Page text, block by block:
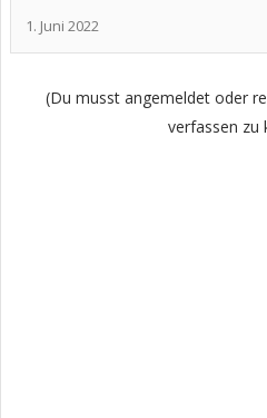
1. Juni 2022
(Du musst angemeldet oder
verfassen zu